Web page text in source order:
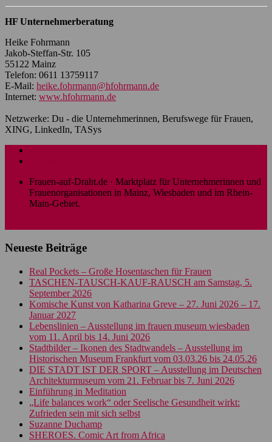
HF Unternehmerberatung
Heike Fohrmann
Jakob-Steffan-Str. 105
55122 Mainz
Telefon: 0611 13759117
E-Mail: heike.fohrmann@hfohrmann.de
Internet: www.hfohrmann.de
Netzwerke: Du - die Unternehmerinnen, Berufswege für Frauen,
XING, LinkedIn, TASys
Frauen-auf-Draht.de · Marktplatz für Unternehmerinnen und
Frauenorganisationen in Mainz, Wiesbaden und im Rhein-
Main-Gebiet.
Neueste Beiträge
Real Pockets – Große Hosentaschen für Frauen
TASCHEN-TAUSCH-KAUF-RAUSCH am Samstag, 5.
September 2026
Komische Kunst von Katharina Greve – 27. Juni 2026 – 17.
Januar 2027
Lebenslinien – Ausstellung im frauen museum wiesbaden
vom 11. April bis 14. Juni 2026
Stadtbilder – Ikonen des Stadtwandels – Ausstellung im
Historischen Museum Frankfurt vom 03.03.26 bis 24.05.26
DIE STADT IST DER SPORT – Ausstellung im Deutschen
Architekturmuseum vom 21. Februar bis 7. Juni 2026
Einführung in Meditation
„Life balances work“ oder Seelische Gesundheit wirkt:
Zufrieden sein mit sich selbst
Suzanne Duchamp
SHEROES. Comic Art from Africa